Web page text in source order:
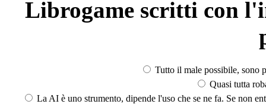
Librogame scritti con
Tutto il male possibile, sono
Quasi tutta
La AI è uno strumento, dipende l'uso che se ne fa. Se non